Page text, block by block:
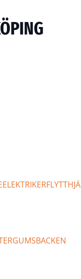
ELEKTRIKER
GUMSBACKEN